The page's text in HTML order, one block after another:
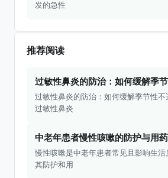
发的急性
推荐阅读
过敏性鼻炎的防治：如何缓解季
过敏性鼻炎的防治：如何缓解季节性不
过敏性鼻炎
中老年患者慢性咳嗽的防护与用
慢性咳嗽是中老年患者常见且影响生
其防护和用